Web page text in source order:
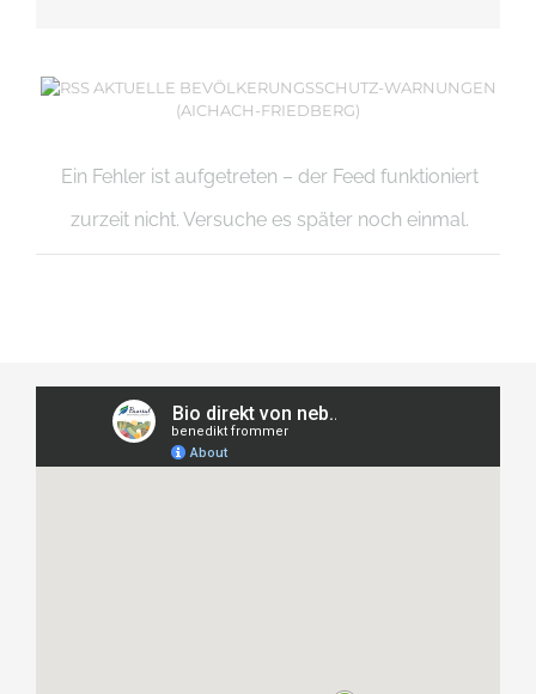
AKTUELLE BEVÖLKERUNGSSCHUTZ-WARNUNGEN
(AICHACH-FRIEDBERG)
Ein Fehler ist aufgetreten – der Feed funktioniert
zurzeit nicht. Versuche es später noch einmal.